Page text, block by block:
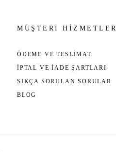
MÜŞTERİ
ÖDEME VE TESLİMAT
İPTAL VE İADE ŞARTLARI
SIKÇA SORULAN SORULAR
BLOG